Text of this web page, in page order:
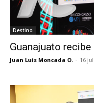
Destino
Guanajuato
Juan Luis Moncada O. - 16